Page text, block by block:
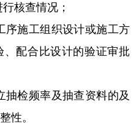
核查情况；
施工组织设计或施工方
配合比设计的验证审批
检频率及抽查资料的及
性。